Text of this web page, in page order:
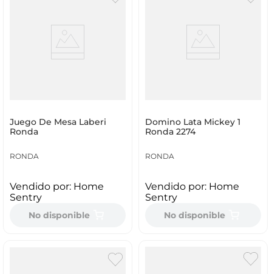
Juego De Mesa Laberi
Ronda
RONDA
Vendido por: Home
Sentry
No disponible
Domino Lata Mickey 1
Ronda 2274
RONDA
Vendido por: Home
Sentry
No disponible